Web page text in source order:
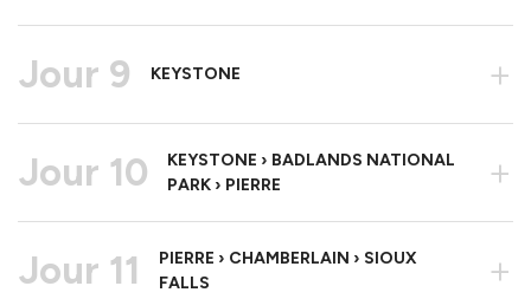
Jour 9 KEYSTONE +
Jour 10
KEYSTONE › BADLANDS NATIONAL
PARK › PIERRE
+
Jour 11
PIERRE › CHAMBERLAIN › SIOUX
FALLS
+